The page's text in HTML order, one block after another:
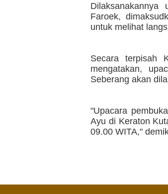
Faroek,
untuk melihat
Secara terpisah
mengatakan,
Seberang akan
"Upacara
Ayu di Keraton
09.00 WITA,"